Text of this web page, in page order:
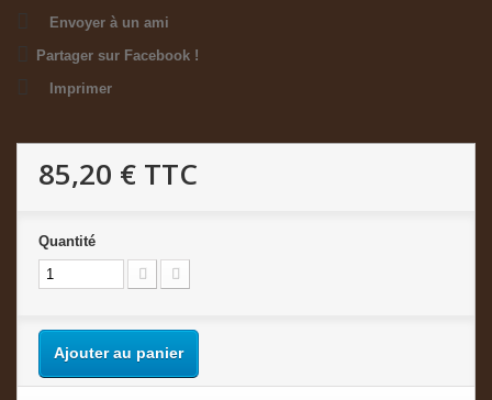
Envoyer à un ami
Partager sur Facebook !
Imprimer
85,20 € TTC
Quantité
Ajouter au panier